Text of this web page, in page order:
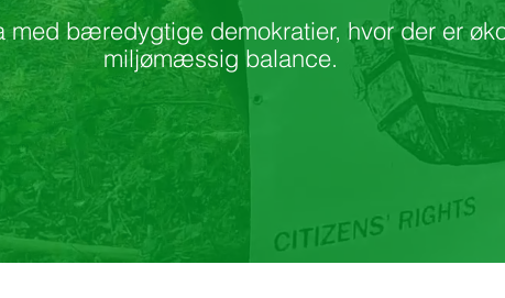
med bæredygtige demokratier, hvor der er
miljømæssig balance.